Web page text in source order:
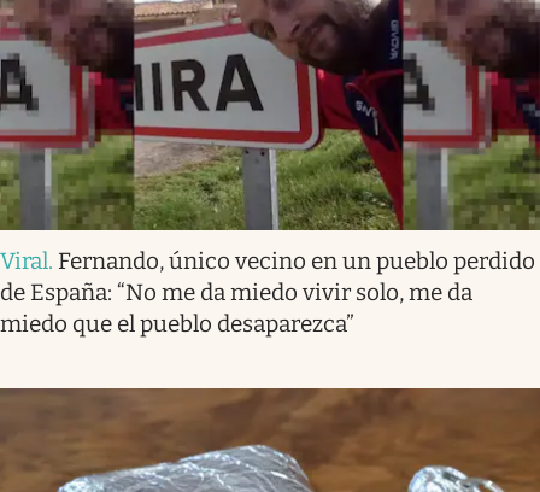
Viral. Fernando, único vecino en un pueblo perdido
de España: “No me da miedo vivir solo, me da
miedo que el pueblo desaparezca”